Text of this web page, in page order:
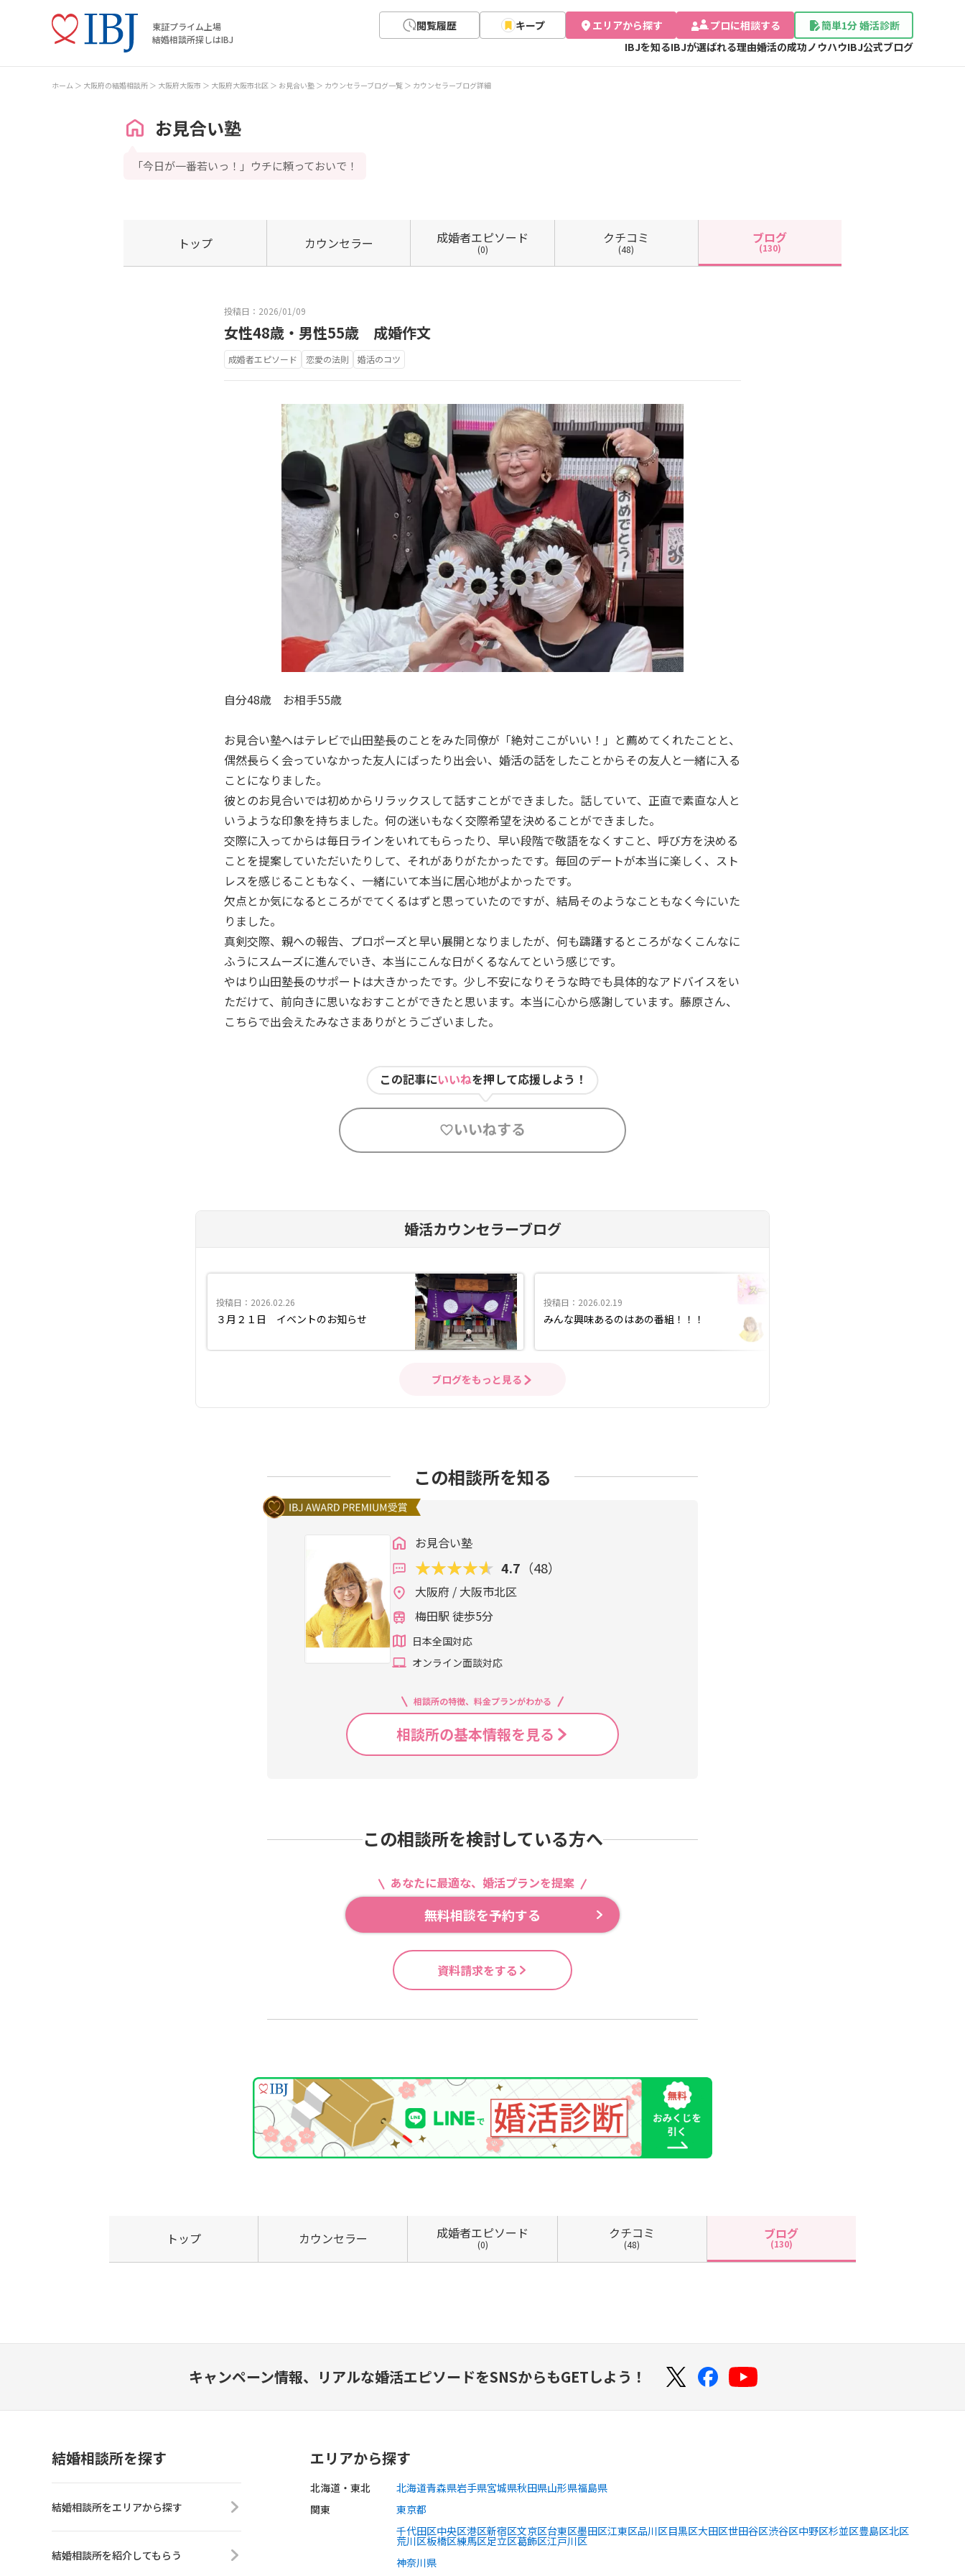
東証プライム上場
結婚相談所探しはIBJ
閲覧履歴 キープ エリアから探す プロに相談する
簡単1分 婚活診断
IBJを知るIBJが選ばれる理由婚活の成功ノウハウIBJ公式ブログ
ホーム 大阪府の結婚相談所 大阪府大阪市 大阪府大阪市北区 お見合い塾 カウンセラーブログ一覧 カウンセラーブログ詳細
お見合い塾
「今日が一番若いっ！」ウチに頼っておいで！
トップ カウンセラー 成婚者エピソード
(0)
クチコミ
(48)
ブログ
(130)
投稿日：2026/01/09
女性48歳・男性55歳 成婚作文
成婚者エピソード 恋愛の法則 婚活のコツ
自分48歳 お相手55歳
お見合い塾へはテレビで山田塾長のことをみた同僚が「絶対ここがいい！」と薦めてくれたことと、
偶然長らく会っていなかった友人にばったり出会い、婚活の話をしたことからその友人と一緒に入る
ことになりました。
彼とのお見合いでは初めからリラックスして話すことができました。話していて、正直で素直な人と
いうような印象を持ちました。何の迷いもなく交際希望を決めることができました。
交際に入ってからは毎日ラインをいれてもらったり、早い段階で敬語をなくすこと、呼び方を決める
ことを提案していただいたりして、それがありがたかったです。毎回のデートが本当に楽しく、スト
レスを感じることもなく、一緒にいて本当に居心地がよかったです。
欠点とか気になるところがでてくるはずと思っていたのですが、結局そのようなこともなく今にいた
りました。
真剣交際、親への報告、プロポーズと早い展開となりましたが、何も躊躇するところがなくこんなに
ふうにスムーズに進んでいき、本当にこんな日がくるなんてという感じです。
やはり山田塾長のサポートは大きかったです。少し不安になりそうな時でも具体的なアドバイスをい
ただけて、前向きに思いなおすことができたと思います。本当に心から感謝しています。藤原さん、
こちらで出会えたみなさまありがとうございました。
この記事にいいねを押して応援しよう！
いいねする
婚活カウンセラーブログ
投稿日：2026.02.26
３月２１日 イベントのお知らせ
投稿日：2026.02.19
みんな興味あるのはあの番組！！！
ブログをもっと見る
この相談所を知る
お見合い塾
4.7 （48）
大阪府 / 大阪市北区
梅田駅 徒歩5分
日本全国対応
オンライン面談対応
相談所の特徴、料金プランがわかる
相談所の基本情報を見る
この相談所を検討している方へ
あなたに最適な、婚活プランを提案
無料相談を予約する
資料請求をする
トップ カウンセラー 成婚者エピソード
(0)
クチコミ
(48)
ブログ
(130)
キャンペーン情報、 リアルな婚活エピソードをSNSからもGETしよう！
結婚相談所を探す
結婚相談所をエリアから探す
結婚相談所を紹介してもらう
エリアから探す
北海道・東北 北海道青森県岩手県宮城県秋田県山形県福島県
関東
東京都
千代田区中央区港区新宿区文京区台東区墨田区江東区品川区目黒区大田区世田谷区渋谷区中野区杉並区豊島区北区
荒川区板橋区練馬区足立区葛飾区江戸川区
神奈川県